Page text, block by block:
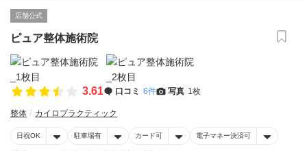
店舗公式
ピュア整体施術院
3.61 口コミ 6件 写真 1枚
整体 カイロプラクティック
日祝OK 駐車場有 カード可 電子マネー決済可